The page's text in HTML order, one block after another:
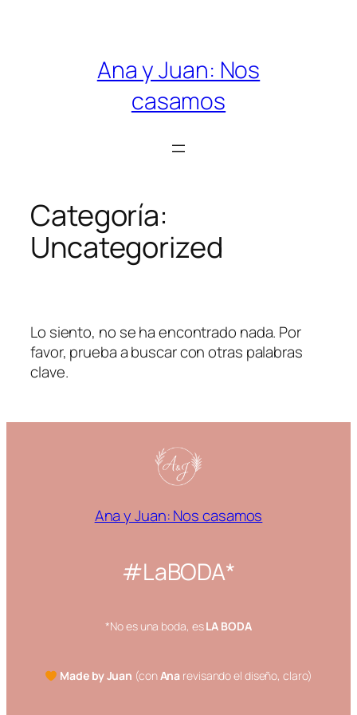
Ana y Juan: Nos
casamos
Categoría:
Uncategorized
Lo siento, no se ha encontrado nada. Por
favor, prueba a buscar con otras palabras
clave.
Ana y Juan: Nos casamos
#LaBODA*
*No es una boda, esLA BODA
Made by Juan (conAna revisando el diseño, claro)